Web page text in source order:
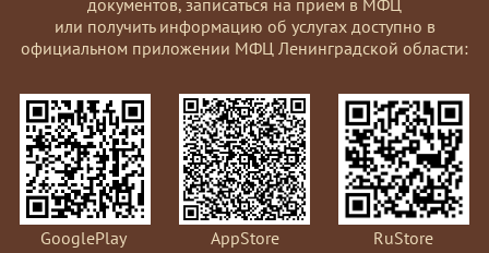
или получить информацию об услугах доступно в
официальном приложении МФЦ Ленинградской области:
GooglePlay AppStore
RuStore